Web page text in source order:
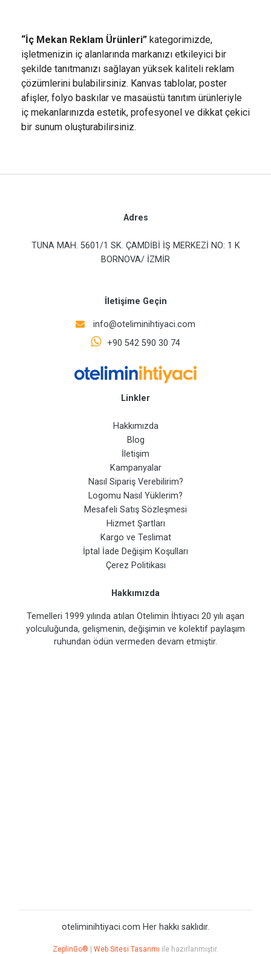
“İç Mekan Reklam Ürünleri” kategorimizde,
işletmenizin iç alanlarında markanızı etkileyici bir
şekilde tanıtmanızı sağlayan yüksek kaliteli reklam
çözümlerini bulabilirsiniz. Kanvas tablolar, poster
afişler, folyo baskılar ve masaüstü tanıtım ürünleriyle
iç mekanlarınızda estetik, profesyonel ve dikkat çekici
bir sunum oluşturabilirsiniz.
Adres
TUNA MAH. 5601/1 SK. ÇAMDİBİ İŞ MERKEZİ NO: 1 K
BORNOVA/ İZMİR
İletişime Geçin
info@oteliminihtiyaci.com
+90 542 590 30 74
Linkler
Hakkımızda
Blog
İletişim
Kampanyalar
Nasıl Sipariş Verebilirim?
Logomu Nasıl Yüklerim?
Mesafeli Satış Sözleşmesi
Hizmet Şartları
Kargo ve Teslimat
İptal İade Değişim Koşulları
Çerez Politikası
Hakkımızda
Temelleri 1999 yılında atılan Otelimin İhtiyacı 20 yılı aşan
yolculuğunda, gelişmenin, değişimin ve kolektif paylaşım
ruhundan ödün vermeden devam etmiştir.
oteliminihtiyaci.com Her hakkı saklıdır.
ZeplinGo® Web Sitesi Tasarımı ile hazırlanmıştır.